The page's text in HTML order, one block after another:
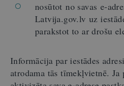
nosūtotno savas e-
Latvija.gov.lvuz
parakstot to ar drošu
Informācija par iestādes
atrodama tās tīmekļvietnē. Ja